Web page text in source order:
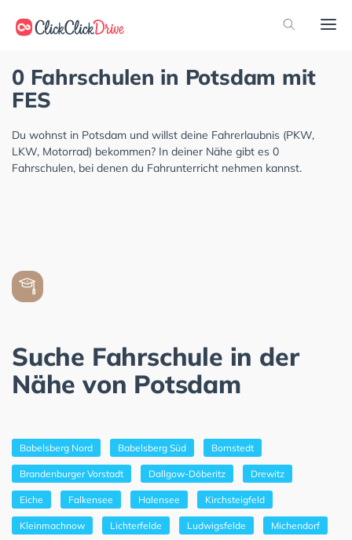
0 Fahrschulen in Potsdam mit
FES
Du wohnst in Potsdam und willst deine Fahrerlaubnis (PKW,
LKW, Motorrad) bekommen? In deiner Nähe gibt es 0
Fahrschulen, bei denen du Fahrunterricht nehmen kannst.
Suche Fahrschule in der
Nähe von Potsdam
Babelsberg Nord Babelsberg Süd Bornstedt
Brandenburger Vorstadt Dallgow-Döberitz Drewitz
Eiche Falkensee Halensee Kirchsteigfeld
Kleinmachnow Lichterfelde Ludwigsfelde Michendorf